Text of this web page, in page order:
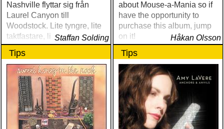
Nashville flyttar sig från
Laurel Canyon till
Woodstock. Lite tyngre, lite
taktfastare, lite mer The
Band än The Grateful Dead
Staffan Solding
about Mouse-a-Mania so if
have the opportunity to
purchase this album, jump
on it!
Håkan Olsson
Tips Tips